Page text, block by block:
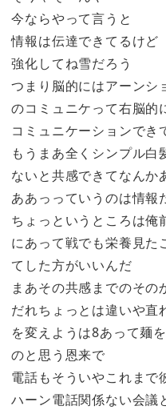
今ならやって言うと
情報は伝達できてるけど
強化してね雪だろう
つまり脳的にはアーンシ
のコミュニケって右脳的
コミュニケーションでき
もうまあ全くシンプル白
ないと共感できてなんか
ああっっていうのは情報
ちょっというところは俺
にあって戦でも栄養見た
てした方がいいんだ
まあその共感までのその
だれちょっとは違いや直
を変えようは8あって麺
のと思う恩来で
電話もそういやこれまで
ハーン電話関係ない会議